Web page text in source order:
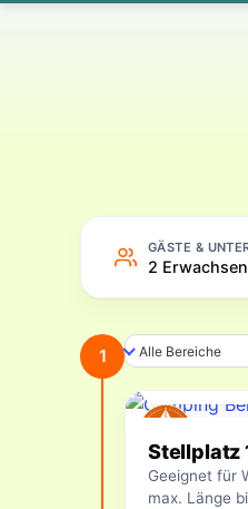
GÄSTE &
2
1
Verfügbare
Stellplatz
Geeignet für